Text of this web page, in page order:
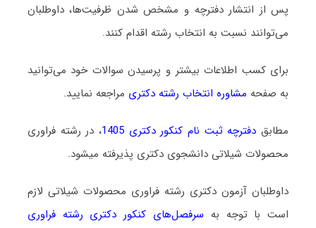
پس از انتشار دفترچه و مشخص شدن ظرفیت‌ها، داوطلبان
می‌توانند نسبت به انتخاب رشته اقدام کنند.
برای کسب اطلاعات بیشتر و پرسیدن سوالات خود می‌توانید
به صفحه مشاوره انتخاب رشته دکتری مراجعه نمایید.
مطابق دفترچه ثبت نام کنکور دکتری 1405
، در رشته ﻓﺮاوری
ﻣﺤﺼﻮﻻت شیلاتی دانشجوی دکتری پذیرفته میشود.
داوطلبان آزمون دکتری رشته ﻓﺮاوری ﻣﺤﺼﻮﻻت شیلاتی لازم
است با توجه به سرفصل‌های کنکور دکتری رشته ﻓﺮاوری